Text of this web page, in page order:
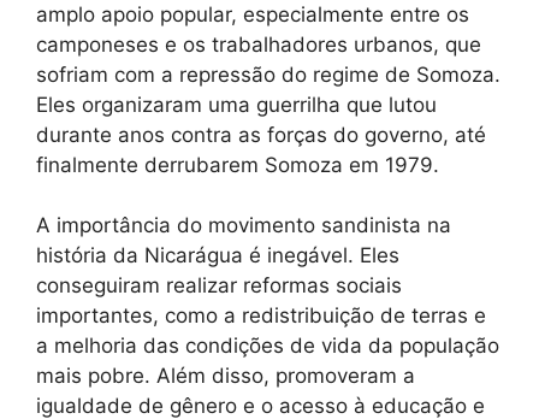
amplo apoio popular, especialmente entre os
camponeses e os trabalhadores urbanos, que
sofriam com a repressão do regime de Somoza.
Eles organizaram uma guerrilha que lutou
durante anos contra as forças do governo, até
finalmente derrubarem Somoza em 1979.
A importância do movimento sandinista na
história da Nicarágua é inegável. Eles
conseguiram realizar reformas sociais
importantes, como a redistribuição de terras e
a melhoria das condições de vida da população
mais pobre. Além disso, promoveram a
igualdade de gênero e o acesso à educação e